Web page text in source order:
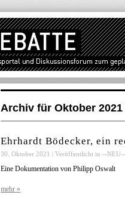
Archiv für Oktober 2021
Ehrhardt Bödecker, ein
30. Oktober 2021 | Veröffentlicht in --NEU--
Eine Dokumentation von Philipp Oswalt
mehr »